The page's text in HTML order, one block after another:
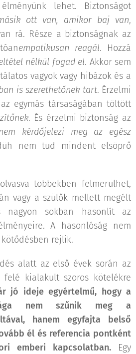
lehet. Biztonságot
ott van, amikor baj van,
rá. Része a biztonságnak az
empatikusan reagál. Hozzá
nélkül fogad el. Akkor sem
vagyok vagy hibázok és a
is szerethetőnek tart. Érzelmi
egymás társaságában töltött
. És érzelmi biztonság az
kérdőjelezi meg az egész
nem tud mindent elsöprő
többekben felmerülhet,
vagy a szülők mellett megélt
nagyon sokban hasonlít az
A hasonlóság nem
rejlik.
alatt az első évek során az
felé kialakult szoros kötelékre
jó ideje egyértelmű, hogy a
nem szűnik meg a
hanem egyfajta belső
él és referencia pontként
emberi kapcsolatban. Egy